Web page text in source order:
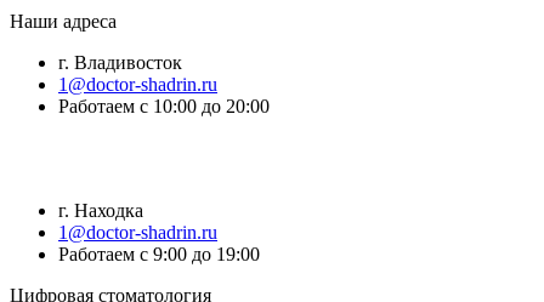
Наши адреса
г. Владивосток
1@doctor-shadrin.ru
Работаем с 10:00 до 20:00
г. Находка
1@doctor-shadrin.ru
Работаем с 9:00 до 19:00
Цифровая стоматология